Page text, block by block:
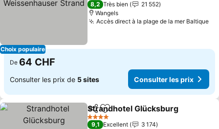
Choix populaire
8,2 Très bien
21 552
Wangels
Accès direct à la plage de la mer Baltique
De 64 CHF
Consulter les prix de 5 sites Consulter les prix
PartagerAjouter à mes favoris
Strandhotel Glücksburg
4 Étoiles
9,1 Excellent
3 174